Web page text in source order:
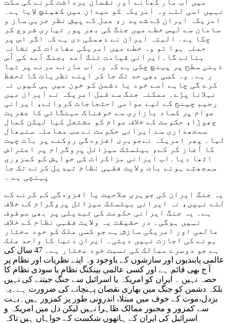
نہیں اسی لئے وہ امریکہ کو میدان میں کھینچ لایا ہے۔
امریکہ ایران کے شدید ردِ عمل کے پیشِ نظر حربی ساز و
سامان سے لیس خطے میں جنگ کی بھر پور تیاری شروع کر
چکا ہے۔ البتہ ایران نے دھمکی دی ہے کہ اگر اس پر
حملہ ہوا تو وہ خطے میں امریکی مفادات کو نشانہ
بنائے گا۔ایرانی قیادت تنگ آمد بجنگ آمد کی اُس
ذہنی سطح پر پہنچ چکی ہے کہ وہ اب مارنے مرنے پر تیا
ر ہے۔ وہ کسی بھی حد تک جا کر اپنے نظریات کا تحفظ
کرے گی چاہے اسے خود یا دشمن کو خون میں ہی کیوں نہ
نہلانا پڑے۔ ممکنہ جنگ سے قبل امریکہ نے ایران میں
رجیم چینج کے لیے عوامی احتجاجات کروائے، ایرانی
عوام پر کساد بازاری سے خوفناک مہنگائی کا عفریت
چھوڑا، حکومت کے خلاف عوام کو مشتعل کیا لیکن کمال
سمجھداری سے ایرانی حکومت نے سب معاملہ سنبھال
لیا۔ پھر امریکہ نےجوہری افزودگی روکنے پر بات چیت
کا آغاز کر کے، بیلسٹک میزائل پروگرام پر اعتراض
اٹھا دیا۔اب ایرانی مزاکرات کی خواہش کو کمزوری
سمجھتے ہوئے بات ولایت فقہی نظام تبدیل کرنے تک جا
پہنچی ہے ۔
یہ جنگ ایران کی جوہری صلاحیت یا افزودگی کم کرنے کے
لئے نہیں، نہ ایرانی بیلسٹک میزائل پروگرام کے خلاف
ہے۔ یہ جنگ ایرانی حکومت کی تبدیلی پر بھی موقوف
نہیں ہوگی۔ در حقیقت یہ ولایت فقہی نظام کے خلاف
عالمی اور امریکی سازش ہے جو کسی ملک کو خود مختار
ہونے کی اجازت نہیں دیتی۔ ایران دنیا کا واحد ملک
ہے جو دوسرے ممالک کی نسبت خود مختار ہے۔ 47 سال کی
عالمی پابندیوں اور سازشوں کے باوجود وہ اپنے نظریات اور نظام پر
آ ج بھی قائم ہے اور کسی عالمی بینکنگ نظام یا سودی نظام کا
حصہ نہیں ۔ ایران کو امریکہ یا اسرائیل سے جنگ جیتنے کی نہیں
بلکہ دشمن کو جنگ میں بھاری نقصان پہنچانے کی ضرورت ہے۔یہ
بزدل،موت کے خوف میں مبتلا، اندرونی طور پر کمزور ہیں۔بہت
سے کمزور و مجبور ممالک ظاہراً نہیں لیکن دل میں امریکہ و
اسرائیل کی ایران کے ہاتھوں شکست کے خواہاں ہیں تاکہ